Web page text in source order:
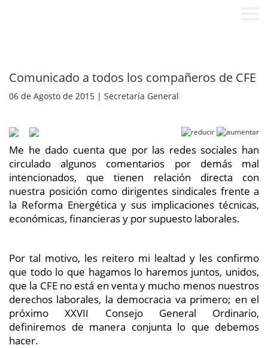
Comunicado a todos los compañeros de CFE
06 de Agosto de 2015 | Secretaría General
Me he dado cuenta que por las redes sociales han
circulado algunos comentarios por demás mal
intencionados, que tienen relación directa con
nuestra posición como dirigentes sindicales frente a
la Reforma Energética y sus implicaciones técnicas,
económicas, financieras y por supuesto laborales.
Por tal motivo, les reitero mi lealtad y les confirmo
que todo lo que hagamos lo haremos juntos, unidos,
que la CFE no está en venta y mucho menos nuestros
derechos laborales, la democracia va primero; en el
próximo XXVII Consejo General Ordinario,
definiremos de manera conjunta lo que debemos
hacer.